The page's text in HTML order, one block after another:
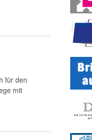
für den
mit